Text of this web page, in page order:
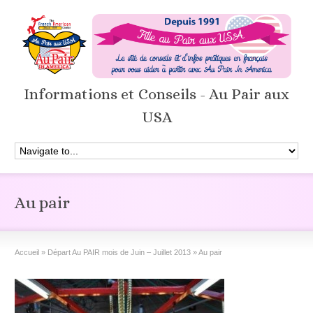
Informations et Conseils - Au Pair aux
USA
Au pair
Accueil » Départ Au PAIR mois de Juin – Juillet 2013 »Au pair